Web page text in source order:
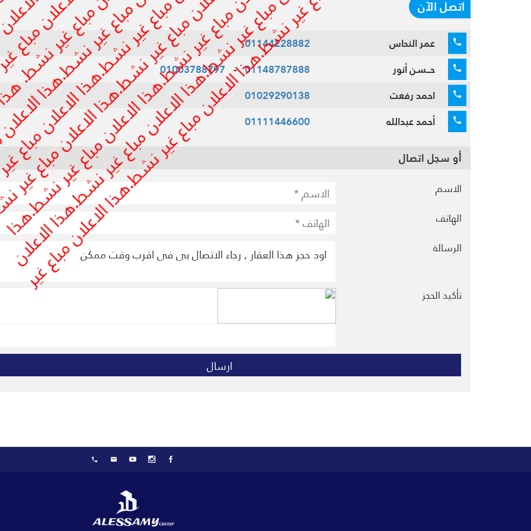
اتصل الآن
عمر النحاس
01144228882
حــسن أنور
01148787888
-
01003788797
احمد رفعت
01029290138
أحمد عبدالله
01111446600
أو سجل اتصال
الاسم
الهاتف
الرسالة
تأكيد الحجز